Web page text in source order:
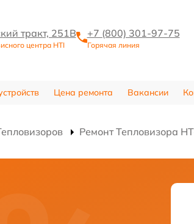
тракт, 251В
центра HTI
+7 (800) 301-97-75
Горячая линия
Цена ремонта Вакансии
Ремонт Тепловизора